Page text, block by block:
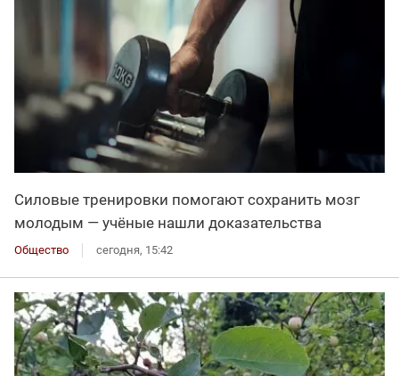
Силовые тренировки помогают сохранить мозг
молодым — учёные нашли доказательства
Общество сегодня, 15:42